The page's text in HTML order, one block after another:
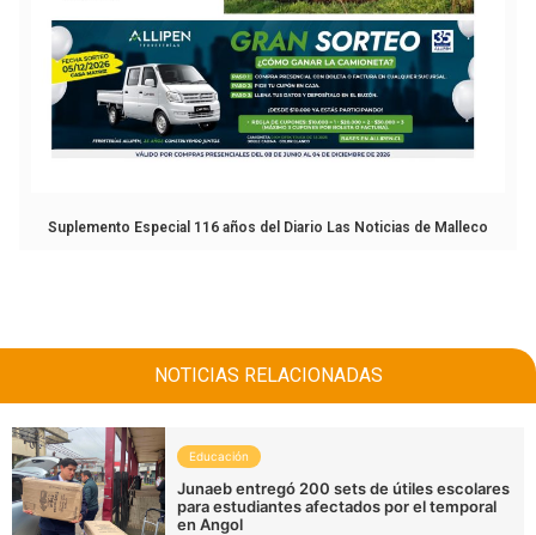
Suplemento Especial 116 años del Diario Las Noticias de Malleco
NOTICIAS RELACIONADAS
Educación
Junaeb entregó 200 sets de útiles escolares
para estudiantes afectados por el temporal
en Angol